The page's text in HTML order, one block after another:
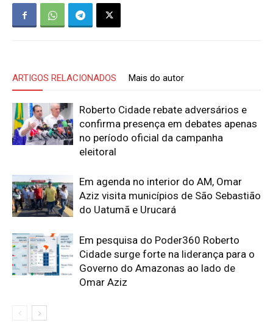
ARTIGOS RELACIONADOS Mais do autor
Roberto Cidade rebate adversários e
confirma presença em debates apenas
no período oficial da campanha
eleitoral
Em agenda no interior do AM, Omar
Aziz visita municípios de São Sebastião
do Uatumã e Urucará
Em pesquisa do Poder360 Roberto
Cidade surge forte na liderança para o
Governo do Amazonas ao lado de
Omar Aziz